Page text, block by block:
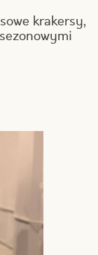
krakersy,